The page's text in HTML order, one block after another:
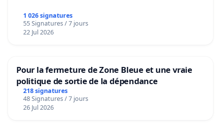
1 026 signatures
55 Signatures / 7 jours
22 Jul 2026
Pour la fermeture de Zone Bleue et une vraie
politique de sortie de la dépendance
218 signatures
48 Signatures / 7 jours
26 Jul 2026